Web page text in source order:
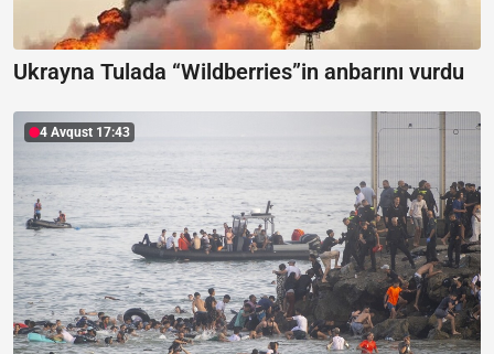
Ukrayna Tulada “Wildberries”in anbarını vurdu
4 Avqust 17:43